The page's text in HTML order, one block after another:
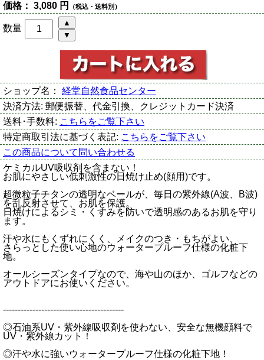
価格： 3,080 円 （税込・送料別）
数量
ショップ名： 経堂自然食品センター
決済方法: 郵便振替、代金引換、クレジットカード決済
送料･手数料: こちらをご覧下さい
特定商取引法に基づく表記: こちらをご覧下さい
この商品について問い合わせる
ケミカルUV吸収剤を含まない！
お肌にやさしい低刺激性の日焼け止め(顔用)です。
超微粒子チタンの透明なベールが、毎日の紫外線(A波、B波)
を乱反射させて、お肌を保護。
日焼けによるシミ・くすみを防いで透明感のあるお肌を守り
ます。
汗や水にもくずれにくく、メイクのつき・もちがよい、
さらっとした使い心地のウォータープルーフ仕様の化粧下
地。
オールシーズンタイプなので、海や山のほか、ゴルフなどの
アウトドアにお使いください。
-----------------------------------------
◎石油系UV・紫外線吸収剤を使わない、安全な無機顔料で
UV・紫外線カット！
◎汗や水に強いウォータープルーフ仕様の化粧下地！